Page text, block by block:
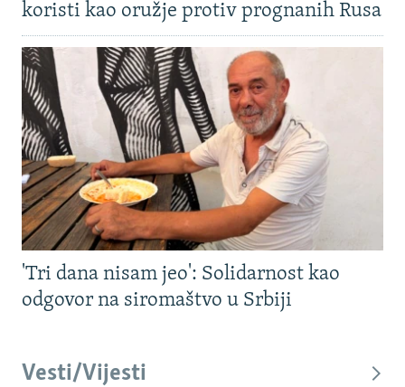
koristi kao oružje protiv prognanih Rusa
'Tri dana nisam jeo': Solidarnost kao
odgovor na siromaštvo u Srbiji
Vesti/Vijesti